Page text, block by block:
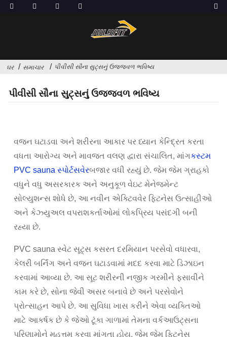
ઘર સમાચાર પીવીસી સૌના સુટ્સનું ઉજ્જવળ ભવિષ્ય
પીવીસી સૌના સુટ્સનું ઉજ્જવળ ભવિષ્ય
વજન ઘટાડવા અને શરીરના આકાર પર ધ્યાન કેન્દ્રિત કરતા
વધતા આરોગ્ય અને માવજત વલણ દ્વારા સંચાલિત, માંગકસ્ટમ
PVC sauna સ્પોર્ટસવેરબજાર વધી રહ્યું છે. જેમ જેમ ગ્રાહકો
વધુને વધુ અસરકારક અને અનુકૂળ વેઇટ મેનેજમેન્ટ
સોલ્યુશન્સ શોધે છે, આ નવીન એક્ટિવવેર ફિટનેસ ઉત્સાહીઓ
અને કેઝ્યુઅલ વપરાશકર્તાઓમાં લોકપ્રિય પસંદગી બની
રહ્યા છે.
PVC sauna સ્વેટ સૂટ્સ કસરત દરમિયાન પરસેવો વધારવા,
કેલરી બર્નિંગ અને વજન ઘટાડવામાં મદદ કરવા માટે ડિઝાઇન
કરવામાં આવ્યા છે. આ સૂટ શરીરની નજીક ગરમીને ફસાવીને
કામ કરે છે, સોના જેવી અસર બનાવે છે અને પરસેવોને
પ્રોત્સાહન આપે છે. આ સુવિધા ખાસ કરીને એવા વ્યક્તિઓ
માટે આકર્ષક છે કે જેઓ ટૂંકા ગાળામાં તેમના વર્કઆઉટ્સના
પરિણામોને મહત્તમ કરવા માંગતા હોય. જેમ જેમ ફિટનેસ